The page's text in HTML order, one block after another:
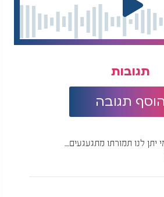
תגובות
הוסף תגובה
יתן לנו תמורתו מתגעגעים....